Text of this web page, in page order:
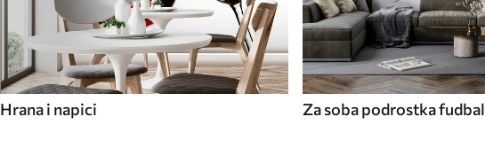
Hrana i napici Za soba podrostka fudbal